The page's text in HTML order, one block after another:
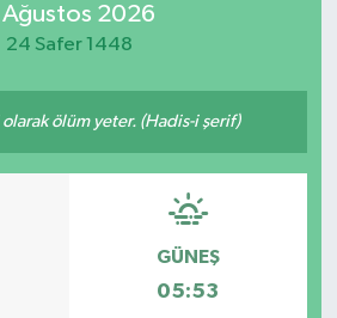
Ağustos 2026
24 Safer 1448
ölüm yeter. (Hadis-i şerif)
GÜNEŞ
05:53